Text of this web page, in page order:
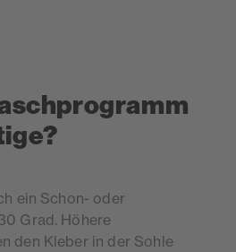
ein Schon- oder
Grad. Höhere
den Kleber in der Sohle